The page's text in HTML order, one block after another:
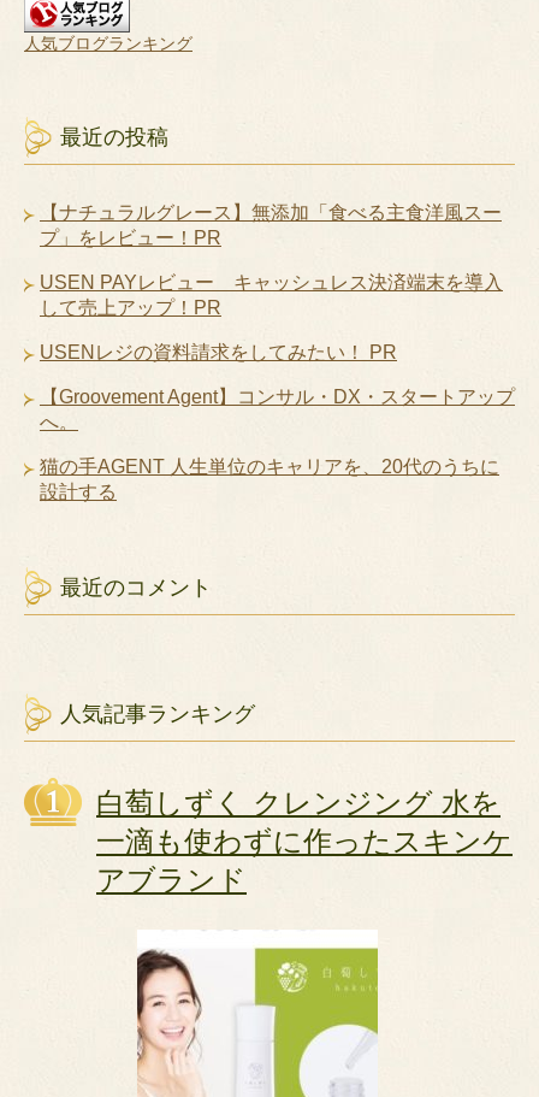
人気ブログランキング
最近の投稿
【ナチュラルグレース】無添加「食べる主食洋風スー
プ」をレビュー！PR
USEN PAYレビュー キャッシュレス決済端末を導入
して売上アップ！PR
USENレジの資料請求をしてみたい！ PR
【Groovement Agent】コンサル・DX・スタートアップ
へ。
猫の手AGENT 人生単位のキャリアを、20代のうちに
設計する
最近のコメント
人気記事ランキング
白萄しずく クレンジング 水を
一滴も使わずに作ったスキンケ
アブランド